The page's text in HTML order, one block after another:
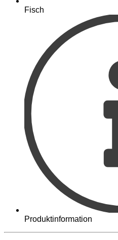
Fisch
Produktinformation